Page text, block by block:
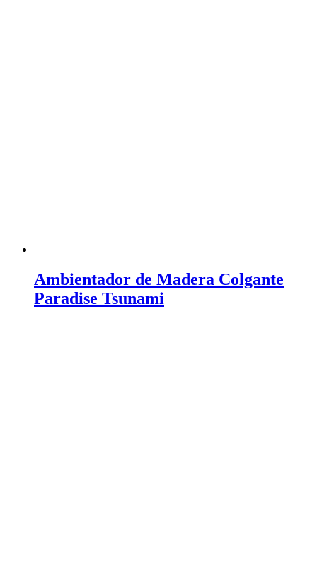
Ambientador de Madera Colgante
Paradise Tsunami